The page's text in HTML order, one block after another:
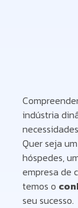
indústria
Quer seja
hóspedes,
empresa de
temos o
seu sucesso.